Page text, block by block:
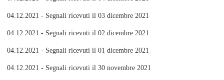
04.12.2021 - Segnali ricevuti il 03 dicembre 2021
04.12.2021 - Segnali ricevuti il 02 dicembre 2021
04.12.2021 - Segnali ricevuti il 01 dicembre 2021
04.12.2021 - Segnali ricevuti il 30 novembre 2021